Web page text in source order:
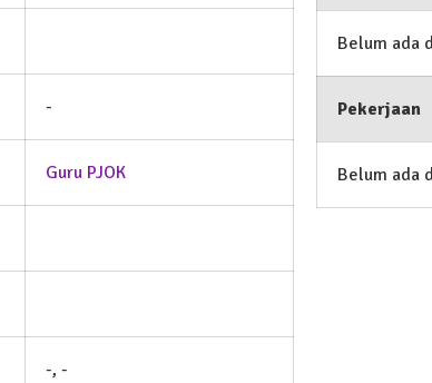
-
Guru PJOK
-, -
Belum ada
Pekerjaan
Belum ada